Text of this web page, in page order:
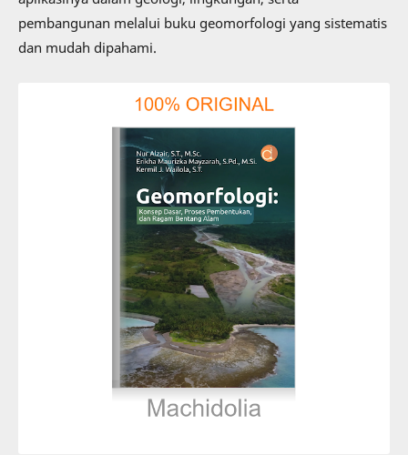
pembangunan melalui buku geomorfologi yang sistematis
dan mudah dipahami.